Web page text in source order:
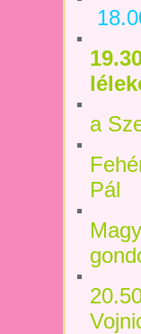
a
Pál